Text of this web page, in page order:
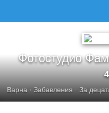
Фотостудио
Варна · Забавления · За